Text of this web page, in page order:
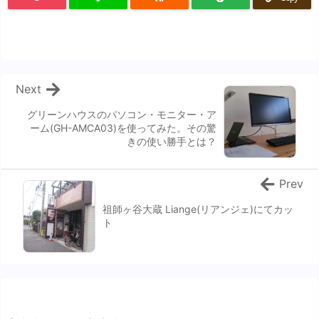
グリーンハウスのパソコン・モニター・ア
ーム(GH-AMCA03)を使ってみた。その驚
きの使い勝手とは？
Next
祖師ヶ谷大蔵 Liange(リアンジェ)にてカッ
ト
Prev